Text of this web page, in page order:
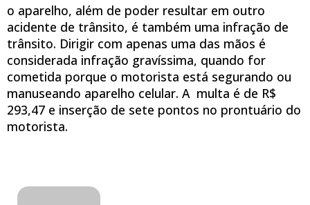
o aparelho, além de poder resultar em outro
acidente de trânsito, é também uma infração de
trânsito. Dirigir com apenas uma das mãos é
considerada infração gravíssima, quando for
cometida porque o motorista está segurando ou
manuseando aparelho celular. A multa é de R$
293,47 e inserção de sete pontos no prontuário do
motorista.